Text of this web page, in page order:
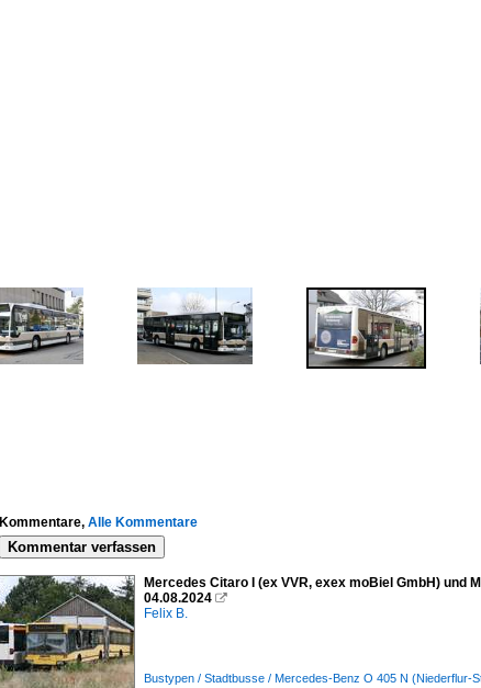
Kommentare, Alle Kommentare
Kommentar verfassen
Mercedes Citaro I (ex VVR, exex moBiel GmbH) und
04.08.2024 
Felix B.
Bustypen / Stadtbusse / Mercedes-Benz O 405 N (Niederflur-